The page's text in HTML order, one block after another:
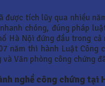
tích lũy qua nhiều
chóng, đúng pháp
Nội đứng đầu trong
năm thi hành Luật
Văn phòng công chứng
nghề công chứng tại